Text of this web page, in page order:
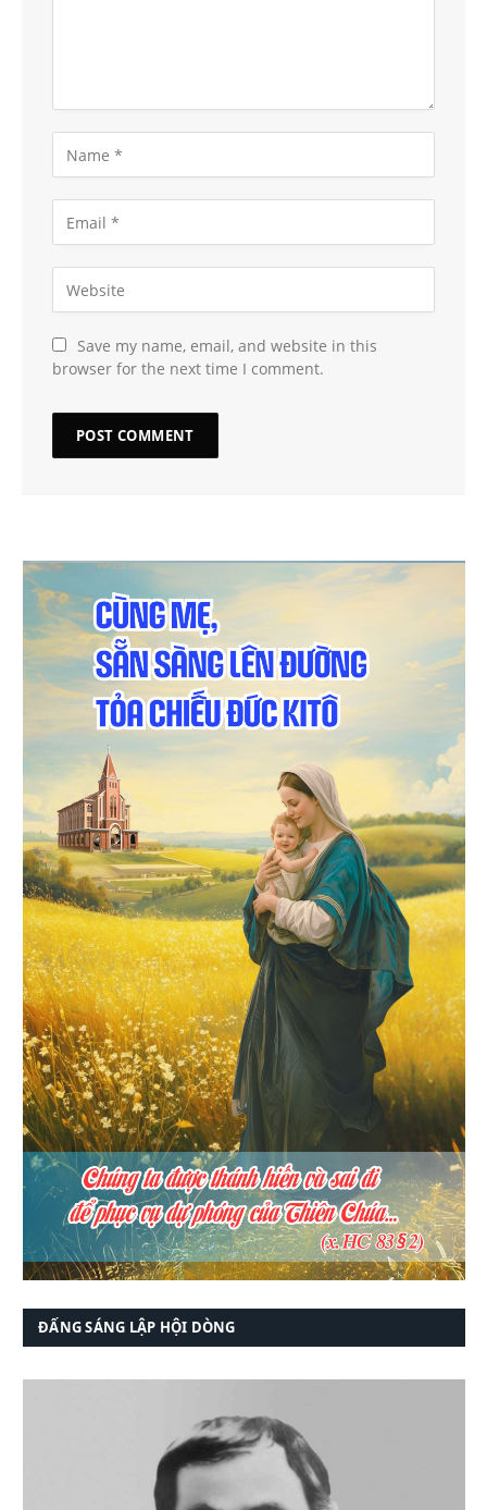
Save my name, email, and website in this
browser for the next time I comment.
ĐẤNG SÁNG LẬP HỘI DÒNG